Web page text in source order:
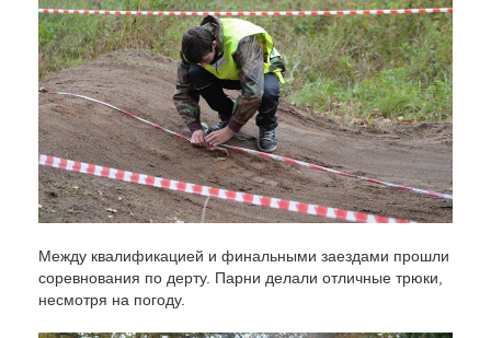
Между квалификацией и финальными заездами прошли
соревнования по дерту. Парни делали отличные трюки,
несмотря на погоду.